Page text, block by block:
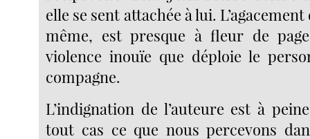
elle se sent attachée à lui.
même, est presque à fleur de
violence inouïe que déploie le
compagne.
L’indignation de l’auteure est à
tout cas ce que nous percevons